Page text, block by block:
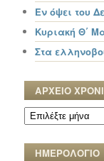
Εν όψει του
Κυριακή Θ΄
Στα
ΑΡΧΕΙΟ
ΑΡΧΕΙΟ
ΧΡΟΝΙΚΩΝ
ΗΜΕΡΟΛΟΓΙΟ